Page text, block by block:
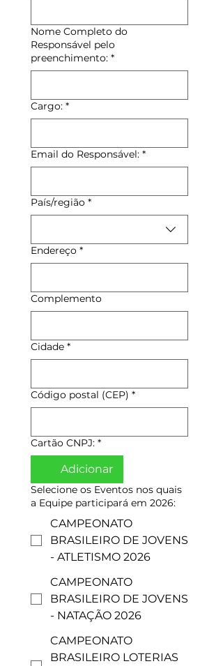
Nome Completo do
Responsável pelo
preenchimento: *
Cargo: *
Email do Responsável: *
Endereço de várias linhas
País/região *
Endereço *
Complemento
Cidade *
Código postal (CEP) *
Cartão CNPJ: *
Adicionar
Selecione os Eventos nos quais
a Equipe participará em 2026:
CAMPEONATO
BRASILEIRO DE JOVENS
- ATLETISMO 2026
CAMPEONATO
BRASILEIRO DE JOVENS
- NATAÇÃO 2026
CAMPEONATO
BRASILEIRO LOTERIAS